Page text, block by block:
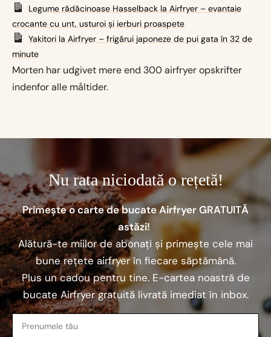
Legume rădăcinoase Hasselback la Airfryer – evantaie
crocante cu unt, usturoi și ierburi proaspete
Yakitori la Airfryer – frigărui japoneze de pui gata în 32 de
minute
Morten har udgivet mere end 300 airfryer opskrifter
indenfor alle måltider.
Nu rata niciodată o rețetă!
Primește o carte de bucate Airfryer GRATUITĂ
astăzi!
Alătură-te miilor de abonați și primește cele mai
bune rețete airfryer în fiecare săptămână.
Plus un cadou pentru tine. E-cartea noastră de
bucate Airfryer gratuită livrată imediat în inbox.